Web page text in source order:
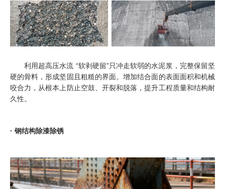
利用超高压水流 “软剥硬留”只冲走软弱的水泥浆，完整保留坚
硬的骨料，形成坚固且粗糙的界面。增加结合面的表面面积和机械
咬合力，从根本上防止空鼓、开裂和脱落，提升工程质量和结构耐
久性。
· 钢结构除漆除锈